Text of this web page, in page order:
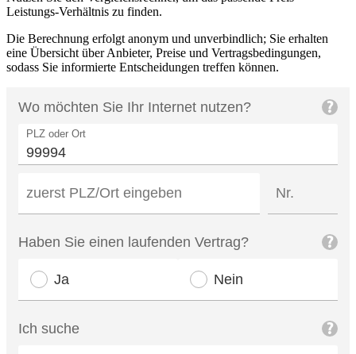
Leistungs-Verhältnis zu finden.
Die Berechnung erfolgt anonym und unverbindlich; Sie erhalten
eine Übersicht über Anbieter, Preise und Vertragsbedingungen,
sodass Sie informierte Entscheidungen treffen können.